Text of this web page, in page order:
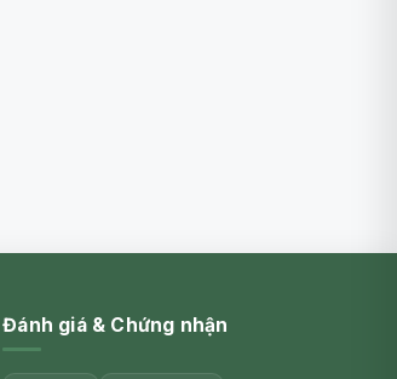
Đánh giá & Chứng nhận